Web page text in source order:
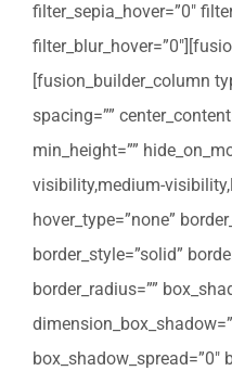
filter_sepia_hover=”0″
[fusion_builder_column
spacing=””
min_height=””
visibility,medium-
hover_type=”none”
border_style=”solid”
border_radius=””
box_shadow_spread=”0″